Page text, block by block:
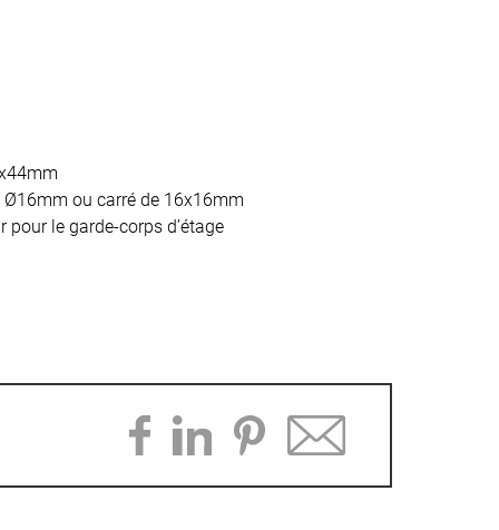
ou carré de 16x16mm
le garde-corps d’étage